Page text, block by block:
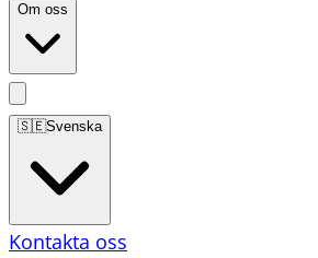
Om oss
🇸🇪Svenska
Kontakta oss